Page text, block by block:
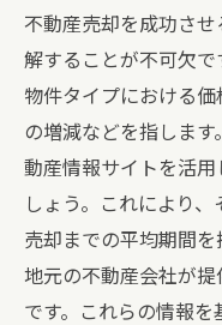
不動産売却を成功さ
解することが不可欠
物件タイプにおける
の増減などを指しま
動産情報サイトを活
しょう。これにより、
売却までの平均期間を
地元の不動産会社が
です。これらの情報